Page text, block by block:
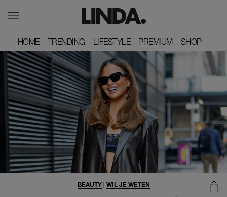
HOME
HOME TRENDING
TRENDING LIFESTYLE
LIFESTYLE PREMIUM
PREMIUM SHOP
SHOP
BEAUTY| WIL JE WETEN